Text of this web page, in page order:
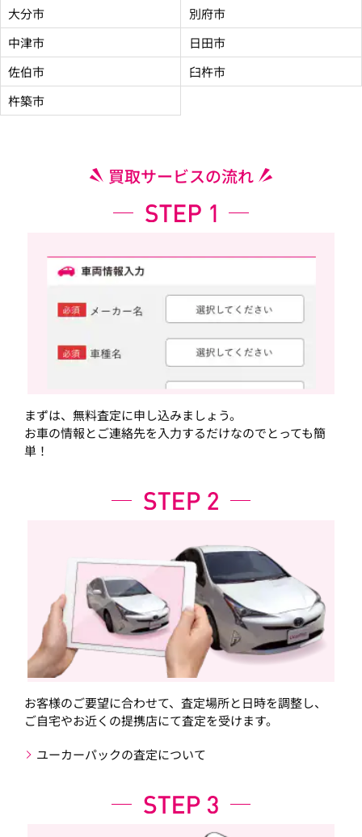
大分市
別府市
中津市
日田市
佐伯市
臼杵市
杵築市
買取サービスの流れ
まずは、無料査定に申し込みましょう。
お車の情報とご連絡先を入力するだけなのでとっても簡
単！
お客様のご要望に合わせて、査定場所と日時を調整し、
ご自宅やお近くの提携店にて査定を受けます。
ユーカーパックの査定について